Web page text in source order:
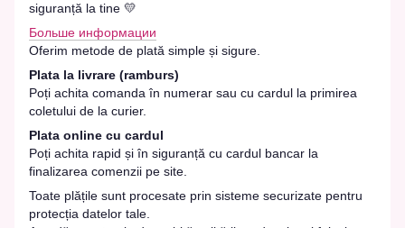
siguranță la tine 💛
Больше информации
Oferim metode de plată simple și sigure.
Plata la livrare (ramburs)
Poți achita comanda în numerar sau cu cardul la primirea
coletului de la curier.
Plata online cu cardul
Poți achita rapid și în siguranță cu cardul bancar la
finalizarea comenzii pe site.
Toate plățile sunt procesate prin sisteme securizate pentru
protecția datelor tale.